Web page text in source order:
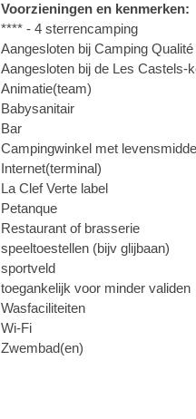
Voorzieningen en kenmerken:
**** - 4 sterrencamping
Aangesloten bij Camping Qualité
Aangesloten bij de Les Castels-
Animatie(team)
Babysanitair
Bar
Campingwinkel met
Internet(terminal)
La Clef Verte label
Petanque
Restaurant of brasserie
speeltoestellen (bijv glijbaan)
sportveld
toegankelijk voor minder validen
Wasfaciliteiten
Wi-Fi
Zwembad(en)